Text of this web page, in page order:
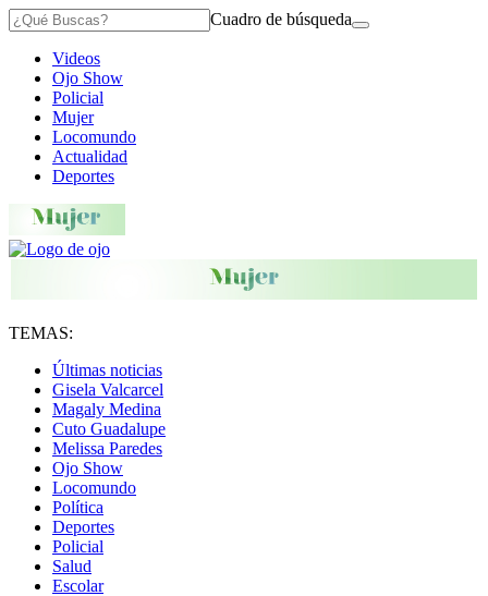
Cuadro de búsqueda
Videos
Ojo Show
Policial
Mujer
Locomundo
Actualidad
Deportes
TEMAS:
Últimas noticias
Gisela Valcarcel
Magaly Medina
Cuto Guadalupe
Melissa Paredes
Ojo Show
Locomundo
Política
Deportes
Policial
Salud
Escolar